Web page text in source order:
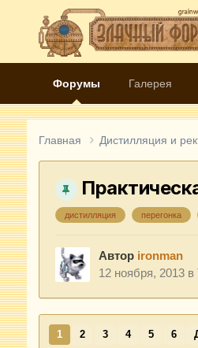
Форумы Галерея
Главная Дистилляция и
дистилляция перегонка
Автор ironman
12 ноября, 2013в
1 2 3 4 5 6